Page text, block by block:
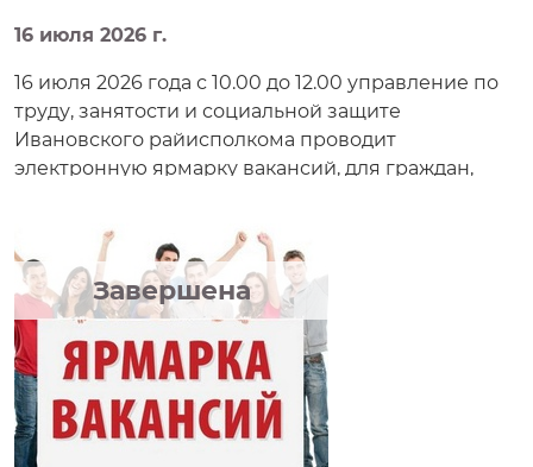
16 июля 2026 г.
16 июля 2026 года с 10.00 до 12.00 управление по
труду, занятости и социальной защите
Ивановского райисполкома проводит
электронную ярмарку вакансий, для граждан,
предложено ознакомиться с вакансиями,
предлагаемыми нанимателями, условиями труда,
а также получить электронную консультацию в
режиме реального времени. По окончании
мероприятия дополнительно с вакансиями
можно ознакомиться в республиканском банке
вакансий на портале государственной службы
занятости //gsz.gov.by
Завершена